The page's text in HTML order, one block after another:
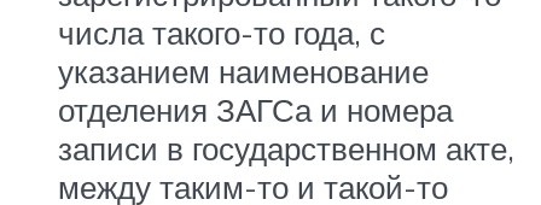
числа такого-то года, с
указанием наименование
отделения ЗАГСа и номера
записи в государственном акте,
между таким-то и такой-то